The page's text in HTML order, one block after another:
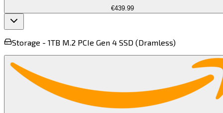
€439.99
Storage - 1TB M.2 PCIe Gen 4 SSD (Dramless)​​​​‌ ‍ ​‍​‍‌‍ ‌ ​‍‌‍‍‌‌‍‌ ‌‍‍‌‌‍ ‍​‍​‍​ ‍‍​‍​‍‌ ​ ‌‍​‌‌‍ ‍‌‍‍‌‌ ‌​‌ ‍‌​‍ ‍‌‍‍‌‌‍ ​‍​‍​‍ ​​‍​‍‌‍‍​‌ ​‍‌‍‌‌‌‍‌‍​‍​‍​ ‍‍​‍​‍​‍ ‌‍​‌‌‍‌​‌‍ ‌‌‍‍‌‌‍ ‍​‍ ‌‍‍‌‌‍ ‍‌ ‌​‌‍‌‌‌‍ ‍‌ ‌​​‍ ‌‍‌‌‌‍‌​‌‍‍‌‌ ‌​​‍ ‌‍ ‌‌‍ ‌‍‌​‌‍‌‌​ ‌‌ ​​‌ ​‍‌‍‌‌‌ ​ ‌‍‌‌‌‍ ‍‌ ‌​‌‍​‌‌ ‌​‌‍‍‌‌‍ ‌‍ ‍​ ‍ ‌‍‍‌‌‍‌​​ ‌​ ‌‍‌‍​‌‌‍‌‌​ ‌ ‌‍‌‍​ ‌ ‌‍​‍​ ​ ​‍ ‌​ ‌‌​ ‍​‌‍‌​‌‍​ ​‍ ‌​ ‌​​ ‌‌​ ​ ​ ​‍​‍ ‌‌‍​‍‌‍‌‌‌‍‌​​ ​ ​‍ ‌​ ‍​​ ​‌‌‍​ ‌‍​‌‌‍​‍​ ​‌​ ‍‌​ ​ ​ ​‍‌‍‌​​ ‌​​ ​‌​ ‍ ‌ ‌​‌ ‍‌‌ ​​‌‍‌‌​ ‌‌ ​ ‌ ‌​‌‍ ‌ ​‍‌‍​‌‌‍‌ ‌‍‌‌​ ‍ ‌ ​​‌‍​‌‌ ‌​‌‍‍​​ ‌‌‍ ‍‌‍​‌‌‍ ‌‌‍‌‌​ ‌‍​‍‌‍​‌‌ ​ ‌‍‌‌‌‌‌‌‌ ​‍‌‍ ​​ ‌​‍‌‌​ ​‍‌​‌‍‌‍​‌‌‍‌​‌‍ ‌‌‍‍‌‌‍ ‍​‍‌‍‌‍‍‌‌‍‌​​ ‌​ ‌‍‌‍​‌‌‍‌‌​ ‌ ‌‍‌‍​ ‌ ‌‍​‍​ ​ ​‍ ‌​ ‌‌​ ‍​‌‍‌​‌‍​ ​‍ ‌​ ‌​​ ‌‌​ ​ ​ ​‍​‍ ‌‌‍​‍‌‍‌‌‌‍‌​​ ​ ​‍ ‌​ ‍​​ ​‌‌‍​ ‌‍​‌‌‍​‍​ ​‌​ ‍‌​ ​ ​ ​‍‌‍‌​​ ‌​​ ​‌​‍‌‍‌ ‌​‌ ‍‌‌ ​​‌‍‌‌​ ‌‌ ​ ‌ ‌​‌‍ ‌ ​‍‌‍​‌‌‍‌ ‌‍‌‌​‍‌‍‌ ​​‌‍​‌‌ ‌​‌‍‍​​ ‌‌‍ ‍‌‍​‌‌‍ ‌‌‍‌‌​‍‌‍‌ ​​‌‍‌‌‌ ​‍‌ ​ ‌ ​​‌‍‌‌‌‍​ ‌ ‌​‌‍‍‌‌ ‌‍‌‍‌‌​ ‌‌ ​​‌ ‌‌‌‍​‍‌‍ ​‌‍‍‌‌ ​ ‌‍‍​‌‍‌‌‌‍‌​​‍​‍‌ ‌